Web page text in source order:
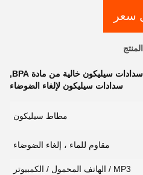
سعر
سدادات سيليكون خالية من مادة BPA
,
سدادات سيليكون لإلغاء الضوضاء
مطاط سيليكون
مقاوم للماء ، إلغاء الضوضاء
MP3 / الهاتف المحمول / الكمبيوتر